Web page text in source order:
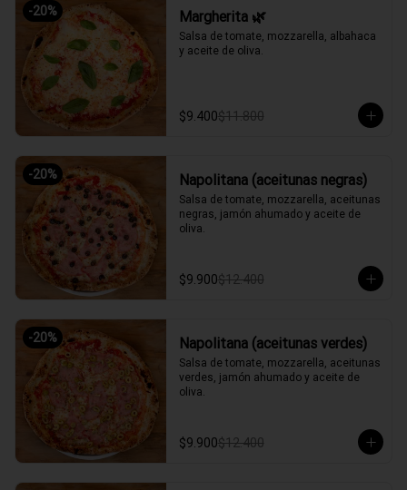
-20% Margherita 🌿
Salsa de tomate, mozzarella, albahaca
y aceite de oliva.
$9.400$11.800
-20% Napolitana (aceitunas negras)
Salsa de tomate, mozzarella, aceitunas
negras, jamón ahumado y aceite de
oliva.
$9.900$12.400
-20% Napolitana (aceitunas verdes)
Salsa de tomate, mozzarella, aceitunas
verdes, jamón ahumado y aceite de
oliva.
$9.900$12.400